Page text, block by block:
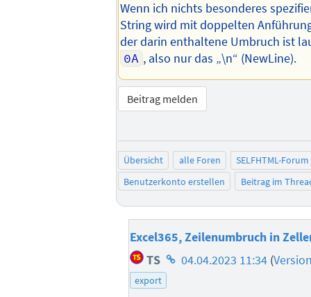
Wenn ich nichts besonderes
String wird mit doppelten
der darin enthaltene Umbruch ist
0A , also nur das „\n“ (NewLine).
Beitrag melden
Übersicht alle Foren
SELFHTML-Forum
Benutzerkonto erstellen
Beitrag im
Excel365, Zeilenumbruch in
TS Homepage
des
04.04.2023 11:34 (
export